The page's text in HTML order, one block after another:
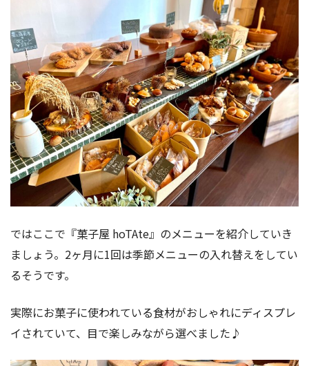
ではここで『菓子屋 hoTAte』のメニューを紹介していき
ましょう。2ヶ月に1回は季節メニューの入れ替えをしてい
るそうです。
実際にお菓子に使われている食材がおしゃれにディスプレ
イされていて、目で楽しみながら選べました♪